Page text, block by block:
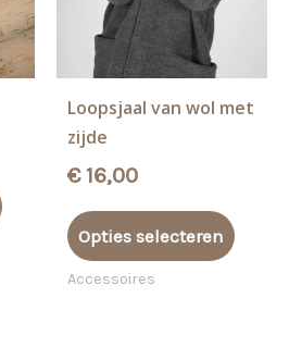
product
meerdere
Loopsjaal van wol met
zijde
€16,00
Opties selecteren
Accessoires